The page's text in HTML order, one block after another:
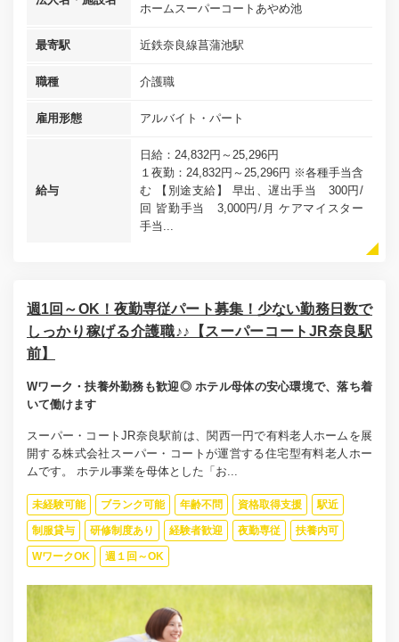
ホームスーパーコートあやめ池
最寄駅 近鉄奈良線菖蒲池駅
職種 介護職
雇用形態 アルバイト・パート
給与
日給：24,832円～25,296円
１夜勤：24,832円～25,296円 ※各種手当含
む 【別途支給】 早出、遅出手当 300円/
回 皆勤手当 3,000円/月 ケアマイスター
手当...
週1回～OK！夜勤専従パート募集！少ない勤務日数で
しっかり稼げる介護職♪♪【スーパーコートJR奈良駅
前】
Wワーク・扶養外勤務も歓迎◎ ホテル母体の安心環境で、落ち着
いて働けます
スーパー・コートJR奈良駅前は、関西一円で有料老人ホームを展
開する株式会社スーパー・コートが運営する住宅型有料老人ホー
ムです。 ホテル事業を母体とした「お...
未経験可能 ブランク可能 年齢不問 資格取得支援 駅近
制服貸与 研修制度あり 経験者歓迎 夜勤専従 扶養内可
WワークOK 週１回～OK